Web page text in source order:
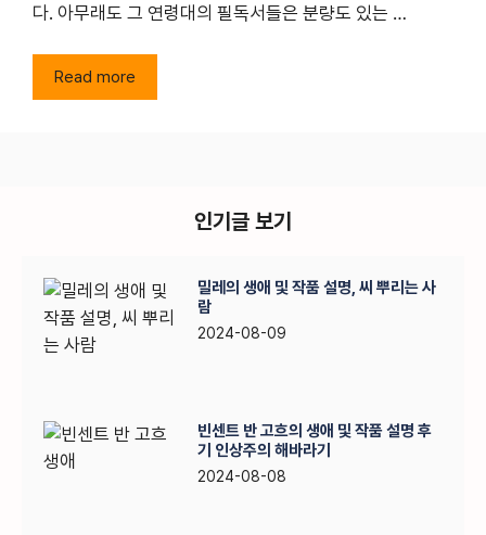
다. 아무래도 그 연령대의 필독서들은 분량도 있는 …
Read more
인기글 보기
밀레의 생애 및 작품 설명, 씨 뿌리는 사
람
2024-08-09
빈센트 반 고흐의 생애 및 작품 설명 후
기 인상주의 해바라기
2024-08-08